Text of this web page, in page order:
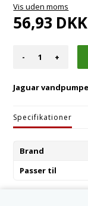
Vis uden moms
56,93 DKK
- +
Jaguar
Specifikationer
Brand
Passer til